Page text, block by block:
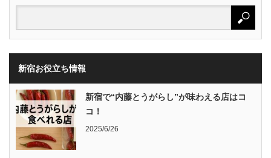
新宿お役立ち情報
新宿で“内藤とうがらし”が味わえる店はコ
コ！
2025/6/26